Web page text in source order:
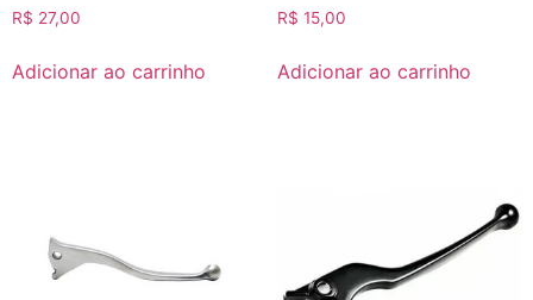
R$ 27,00
Adicionar ao carrinho
R$ 15,00
Adicionar ao carrinho